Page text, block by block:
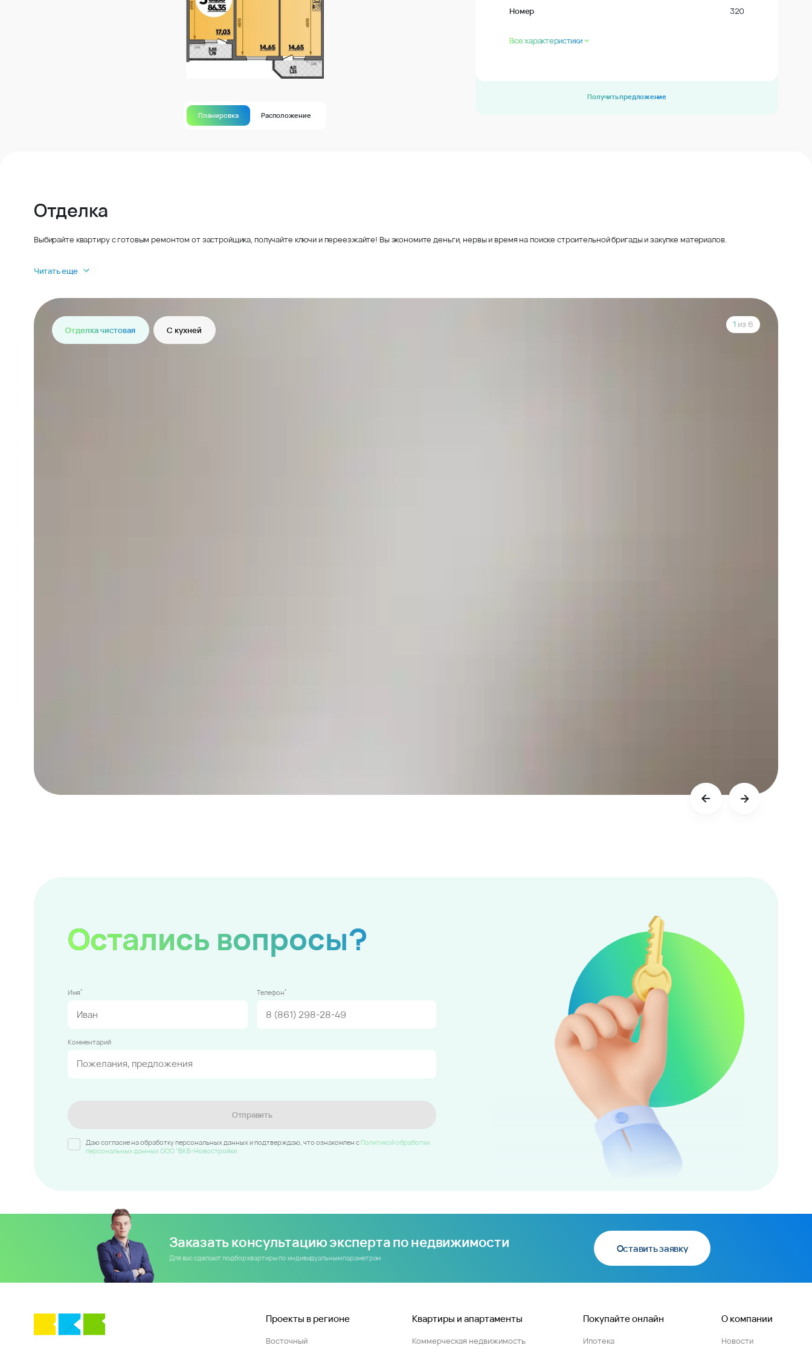
Планировка Расположение
Номер 320
Все характеристики
Получить предложение
Отделка
Выбирайте квартиру с готовым ремонтом от застройщика, получайте ключи и переезжайте! Вы экономите деньги, нервы и время на поиске строительной бригады и закупке материалов.
Читать еще
Отделка чистовая С кухней
1 из 6
Остались вопросы?
Имя* Телефон*
Комментарий
Отправить
Даю согласие на обработку персональных данных и подтверждаю, что ознакомлен c Политикой обработки
персональных данных ООО "ВКБ-Новостройки
Заказать консультацию эксперта по недвижимости
Для вас сделают подбор квартиры по индивидуальным параметрам
Оставить заявку
Проекты в регионе
Восточный
Квартиры и апартаменты
Коммерческая недвижимость
Покупайте онлайн
Ипотека
О компании
Новости